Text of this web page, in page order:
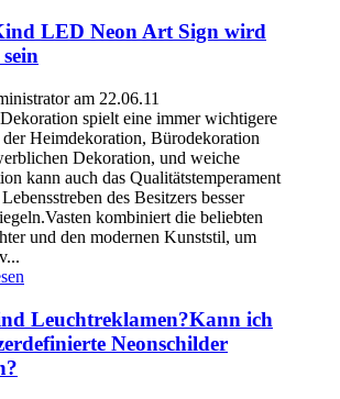
LED Neon Art Sign wird
am 22.06.11
spielt eine immer wichtigere
Heimdekoration, Bürodekoration
Dekoration, und weiche
kann auch das Qualitätstemperament
des Besitzers besser
kombiniert die beliebten
und den modernen Kunststil, um
Leuchtreklamen?Kann ich
Neonschilder